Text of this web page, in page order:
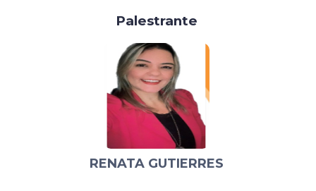
Palestrante
RENATA GUTIERRES